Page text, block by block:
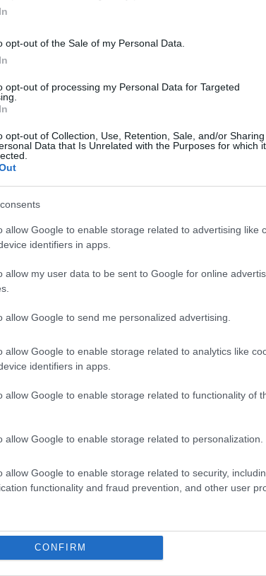
opt-out of the Sale of my Personal Data.
opt-out of processing my Personal Data for Targeted
opt-out of Collection, Use, Retention, Sale, and/or Sharing
Data that Is Unrelated with the Purposes for which it
allow Google to enable storage related to advertising like
identifiers in apps.
allow my user data to be sent to Google for online
allow Google to send me personalized advertising.
allow Google to enable storage related to analytics like
identifiers in apps.
allow Google to enable storage related to functionality of
allow Google to enable storage related to personalization.
allow Google to enable storage related to security,
functionality and fraud prevention, and other user
CONFIRM
Ez pénzügyileg megterhelő volt, akárcsak az
a termek költségei. Mindezen problémák miatt
pedig nem tért vissza a korábbi vendégkör
17–20 éves korosztály. A körükben ugyanis nagyobb
látni, hogy elődeiknél nagyobb
nem titok, hogy nem ők a
takarékosan vásárolnak
márcsak a személyi edzők miatt sem. Az áraikkal
tapasztaltabbak jellemzően 5-6 ezer forintos órabérért
a jelentős sportolói múlttal, médiafigyelemmel kísért
idén pedig további 15-30 százalékkal
ezer forint alatt, a havijegyek pedig 17-18
néhol jelentős kedvezmény jár.
jár
vezetője pedig korábban
érne be igazán, ami nem